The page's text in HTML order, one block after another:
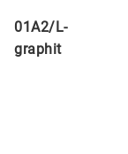
01A2/L-
graphit